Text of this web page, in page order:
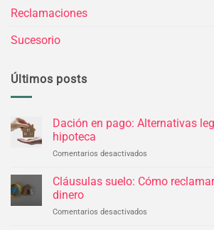
Reclamaciones
Sucesorio
Últimos posts
Dación en pago: Alternativas
hipoteca
Comentarios desactivados
en
Cláusulas suelo: Cómo
dinero
Comentarios desactivados